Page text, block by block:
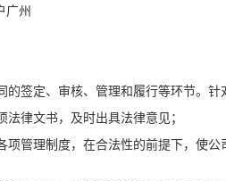
广州
签定、审核、管理和履行等环节。针
律文书，及时出具法律意见；
管理制度，在合法性的前提下，使